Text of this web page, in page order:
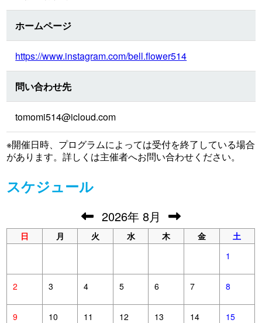
ホームページ
https://www.instagram.com/bell.flower514
問い合わせ先
tomomi514@icloud.com
※開催日時、プログラムによっては受付を終了している場合
があります。詳しくは主催者へお問い合わせください。
スケジュール
2026年 8月
日 月 火 水 木 金
土
1
2 3 4 5 6 7 8
9 10 11 12 13 14 15